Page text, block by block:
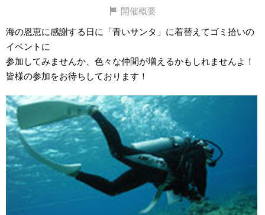
開催概要
海の恩恵に感謝する日に「青いサンタ」に着替えてゴミ拾いの
イベントに
参加してみませんか、色々な仲間が増えるかもしれませんよ！
皆様の参加をお待ちしております！